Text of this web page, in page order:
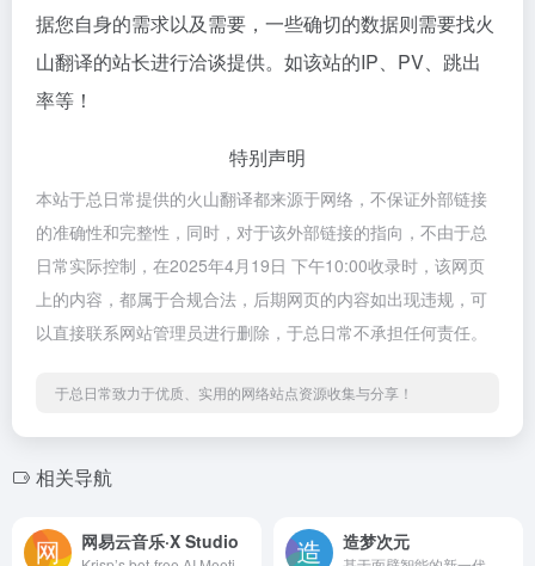
据您自身的需求以及需要，一些确切的数据则需要找火
山翻译的站长进行洽谈提供。如该站的IP、PV、跳出
率等！
特别声明
本站于总日常提供的火山翻译都来源于网络，不保证外部链接
的准确性和完整性，同时，对于该外部链接的指向，不由于总
日常实际控制，在2025年4月19日 下午10:00收录时，该网页
上的内容，都属于合规合法，后期网页的内容如出现违规，可
以直接联系网站管理员进行删除，于总日常不承担任何责任。
于总日常致力于优质、实用的网络站点资源收集与分享！
相关导航
网易云音乐·X Studio 造梦次元